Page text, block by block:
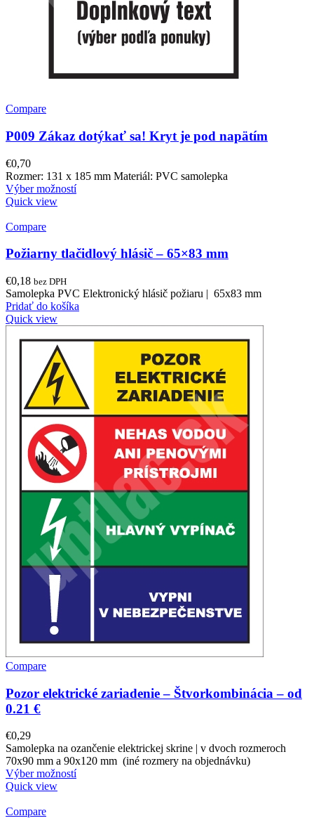
Compare
P009 Zákaz dotýkať sa! Kryt je pod napätím
€0,70
Rozmer: 131 x 185 mm Materiál: PVC samolepka
Výber možností
Quick view
Compare
Požiarny tlačidlový hlásič – 65×83 mm
€0,18 bez DPH
Samolepka PVC Elektronický hlásič požiaru | 65x83 mm
Pridať do košíka
Quick view
Compare
Pozor elektrické zariadenie – Štvorkombinácia – od
0.21 €
€0,29
Samolepka na ozančenie elektrickej skrine | v dvoch rozmeroch
70x90 mm a 90x120 mm (iné rozmery na objednávku)
Výber možností
Quick view
Compare